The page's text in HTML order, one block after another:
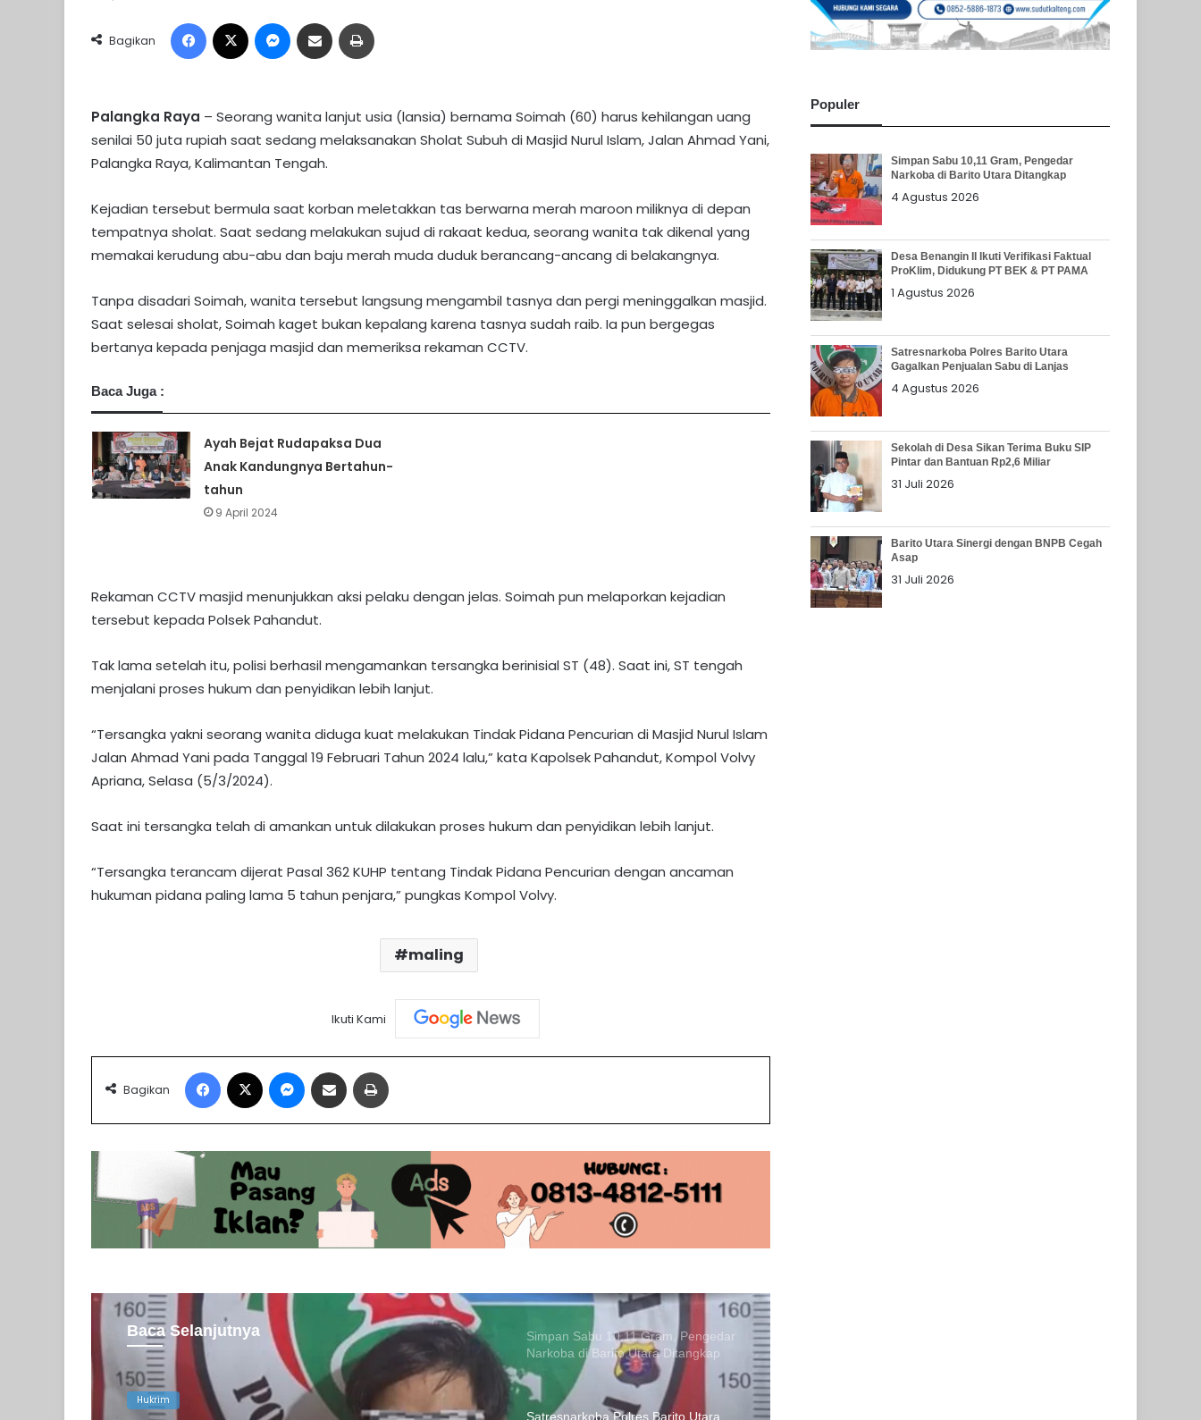
Bagikan
Facebook Messenger
Share via Email
Palangka Raya – Seorang wanita lanjut usia (lansia) bernama Soimah (60) harus kehilangan uang
senilai 50 juta rupiah saat sedang melaksanakan Sholat Subuh di Masjid Nurul Islam, Jalan Ahmad Yani,
Palangka Raya, Kalimantan Tengah.
Kejadian tersebut bermula saat korban meletakkan tas berwarna merah maroon miliknya di depan
tempatnya sholat. Saat sedang melakukan sujud di rakaat kedua, seorang wanita tak dikenal yang
memakai kerudung abu-abu dan baju merah muda duduk berancang-ancang di belakangnya.
Tanpa disadari Soimah, wanita tersebut langsung mengambil tasnya dan pergi meninggalkan masjid.
Saat selesai sholat, Soimah kaget bukan kepalang karena tasnya sudah raib. Ia pun bergegas
bertanya kepada penjaga masjid dan memeriksa rekaman CCTV.
Baca Juga :
Ayah Bejat Rudapaksa Dua
Anak Kandungnya Bertahun-
tahun
9 April 2024
Rekaman CCTV masjid menunjukkan aksi pelaku dengan jelas. Soimah pun melaporkan kejadian
tersebut kepada Polsek Pahandut.
Tak lama setelah itu, polisi berhasil mengamankan tersangka berinisial ST (48). Saat ini, ST tengah
menjalani proses hukum dan penyidikan lebih lanjut.
“Tersangka yakni seorang wanita diduga kuat melakukan Tindak Pidana Pencurian di Masjid Nurul Islam
Jalan Ahmad Yani pada Tanggal 19 Februari Tahun 2024 lalu,” kata Kapolsek Pahandut, Kompol Volvy
Apriana, Selasa (5/3/2024).
Saat ini tersangka telah di amankan untuk dilakukan proses hukum dan penyidikan lebih lanjut.
“Tersangka terancam dijerat Pasal 362 KUHP tentang Tindak Pidana Pencurian dengan ancaman
hukuman pidana paling lama 5 tahun penjara,” pungkas Kompol Volvy.
maling
Ikuti Kami
Bagikan
Facebook Messenger
Share via Email
Baca Selanjutnya
Hukrim
Sabu Disembunyikan di Gulungan
Gorden hingga Bagasi Motor
Dua Pria di Barito Utara Dibekuk Polisi
Gegara Edarkan Sabu
Polres Barito Utara Gagalkan
Nekat! Maling Motor di Barito Utara
Bakar Bodi Kendaraan untuk Kelabui
Polisi
Narkoba di Barito Utara Ditangkap
Satresnarkoba Polres Barito Utara
Gagalkan Penjualan Sabu di Lanjas
Populer
Simpan Sabu 10,11 Gram, Pengedar
Narkoba di Barito Utara Ditangkap
4 Agustus 2026
Desa Benangin II Ikuti Verifikasi Faktual
ProKlim, Didukung PT BEK & PT PAMA
1 Agustus 2026
Satresnarkoba Polres Barito Utara
Gagalkan Penjualan Sabu di Lanjas
4 Agustus 2026
Sekolah di Desa Sikan Terima Buku SIP
Pintar dan Bantuan Rp2,6 Miliar
31 Juli 2026
Barito Utara Sinergi dengan BNPB Cegah
Asap
31 Juli 2026